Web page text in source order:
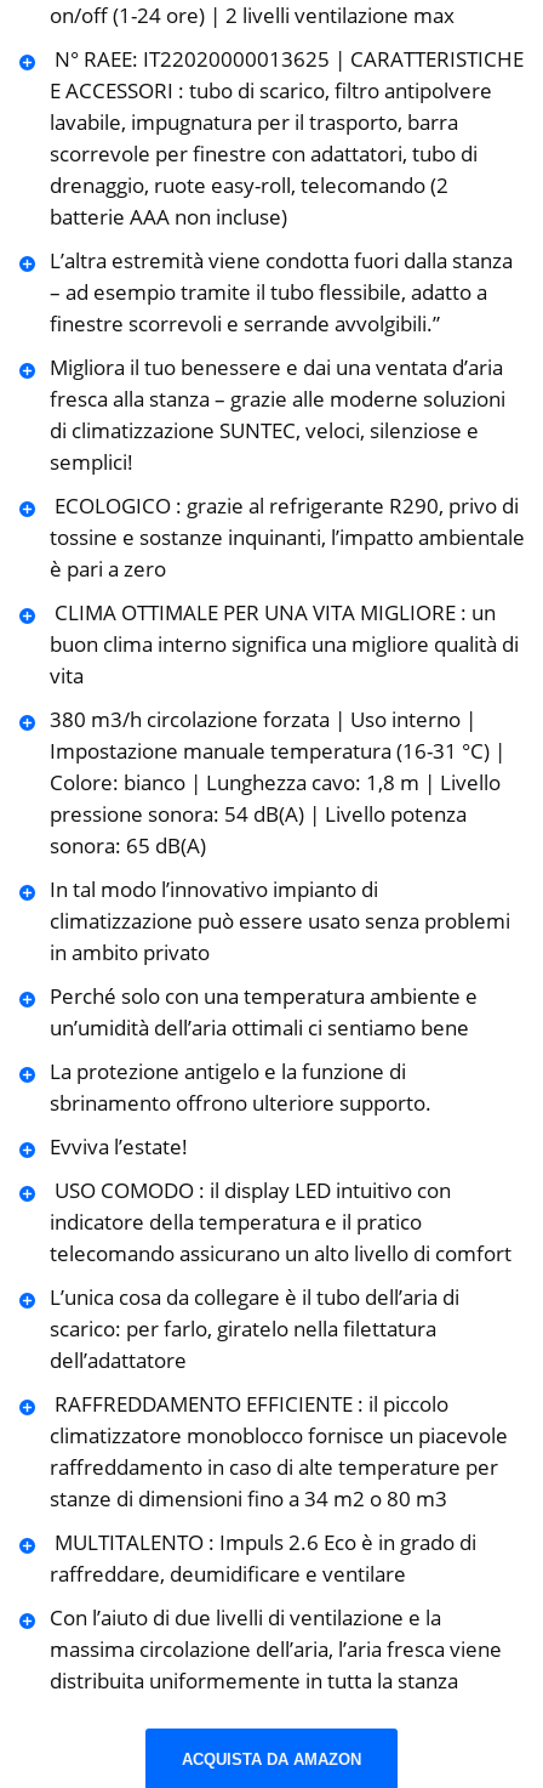
on/off (1-24 ore) | 2 livelli ventilazione max
️ N° RAEE: IT22020000013625 | CARATTERISTICHE
E ACCESSORI : tubo di scarico, filtro antipolvere
lavabile, impugnatura per il trasporto, barra
scorrevole per finestre con adattatori, tubo di
drenaggio, ruote easy-roll, telecomando (2
batterie AAA non incluse)
L’altra estremità viene condotta fuori dalla stanza
– ad esempio tramite il tubo flessibile, adatto a
finestre scorrevoli e serrande avvolgibili.”
Migliora il tuo benessere e dai una ventata d’aria
fresca alla stanza – grazie alle moderne soluzioni
di climatizzazione SUNTEC, veloci, silenziose e
semplici!
️ ECOLOGICO : grazie al refrigerante R290, privo di
tossine e sostanze inquinanti, l’impatto ambientale
è pari a zero
️ CLIMA OTTIMALE PER UNA VITA MIGLIORE : un
buon clima interno significa una migliore qualità di
vita
380 m3/h circolazione forzata | Uso interno |
Impostazione manuale temperatura (16-31 °C) |
Colore: bianco | Lunghezza cavo: 1,8 m | Livello
pressione sonora: 54 dB(A) | Livello potenza
sonora: 65 dB(A)
In tal modo l’innovativo impianto di
climatizzazione può essere usato senza problemi
in ambito privato
Perché solo con una temperatura ambiente e
un’umidità dell’aria ottimali ci sentiamo bene
La protezione antigelo e la funzione di
sbrinamento offrono ulteriore supporto.
Evviva l’estate!
️ USO COMODO : il display LED intuitivo con
indicatore della temperatura e il pratico
telecomando assicurano un alto livello di comfort
L’unica cosa da collegare è il tubo dell’aria di
scarico: per farlo, giratelo nella filettatura
dell’adattatore
️ RAFFREDDAMENTO EFFICIENTE : il piccolo
climatizzatore monoblocco fornisce un piacevole
raffreddamento in caso di alte temperature per
stanze di dimensioni fino a 34 m2 o 80 m3
️ MULTITALENTO : Impuls 2.6 Eco è in grado di
raffreddare, deumidificare e ventilare
Con l’aiuto di due livelli di ventilazione e la
massima circolazione dell’aria, l’aria fresca viene
distribuita uniformemente in tutta la stanza
ACQUISTA DA AMAZON